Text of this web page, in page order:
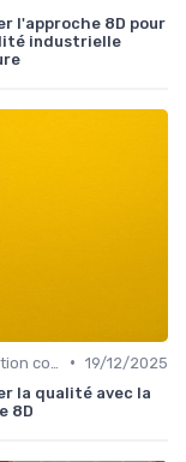
l'approche 8D pour
industrielle
• 19/12/2025
la qualité avec la
8D